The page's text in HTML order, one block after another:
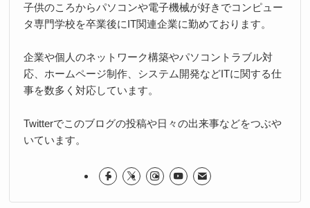
子供のころからパソコンや電子機械が好きでコンピュー
タ専門学校を卒業後にIT関連企業に勤めております。
企業や個人のネットワーク構築やパソコントラブル対
応、ホームページ制作、システム開発などITに関する仕
事を数多く対応しています。
Twitterでこのブログの投稿や日々の出来事などをつぶや
いています。